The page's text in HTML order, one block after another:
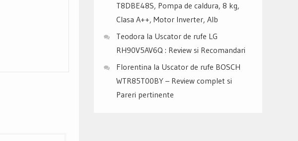
T8DBE48S, Pompa de caldura, 8 kg,
Clasa A++, Motor Inverter, Alb
Teodora la Uscator de rufe LG
RH90V5AV6Q : Review si Recomandari
Florentina la Uscator de rufe BOSCH
WTR85T00BY – Review complet si
Pareri pertinente